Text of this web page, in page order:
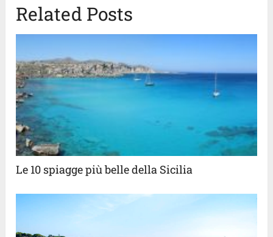
Related Posts
Le 10 spiagge più belle della Sicilia